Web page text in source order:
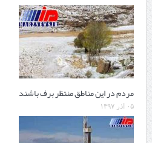
مردم در این مناطق منتظر برف باشند
۰۵ آذر ۱۳۹۷